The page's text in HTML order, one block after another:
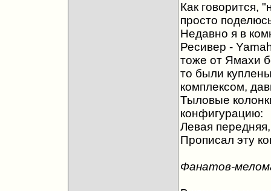
Как говорится,
просто
Недавно я в
Ресивер -
тоже от Ямахи
то были
комплексом,
Тыловые
конфигурацию:
Левая
Прописал эту
Фанатов-